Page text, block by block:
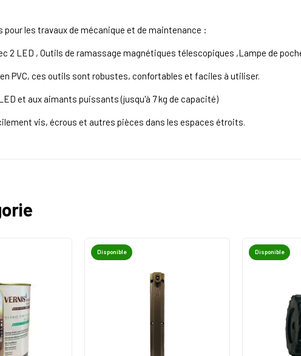
les travaux de mécanique et de maintenance :
2 LED , Outils de ramassage magnétiques télescopiques ,Lampe de
PVC, ces outils sont robustes, confortables et faciles à utiliser.
et aux aimants puissants (jusqu'à 7 kg de capacité)
vis, écrous et autres pièces dans les espaces étroits.
Disponible Disponible